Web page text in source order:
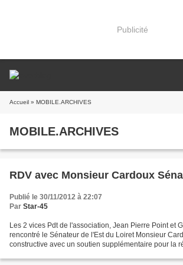
Publicité
Accueil » MOBILE.ARCHIVES
MOBILE.ARCHIVES
RDV avec Monsieur Cardoux
Publié le 30/11/2012 à 22:07
Par Star-45
Les 2 vices Pdt de l'association, Jean Pierre Point et
rencontré le Sénateur de l'Est du Loiret Monsieur
constructive avec un soutien supplémentaire pour la